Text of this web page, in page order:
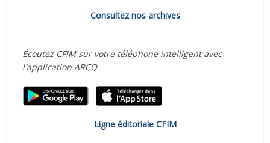
Consultez nos archives
Écoutez CFIM sur votre téléphone intelligent avec
l'application ARCQ
Ligne éditoriale CFIM